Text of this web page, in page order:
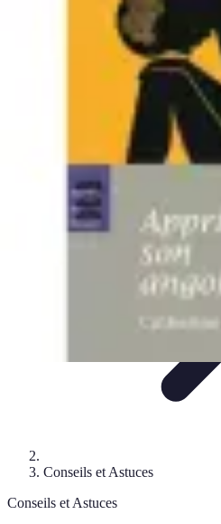
Serrurier Rapide Paris
Conseils et Astuces
Produits et Services
Serrurier Rapide Paris
Conseils et Astuces
Conseils et Astuces